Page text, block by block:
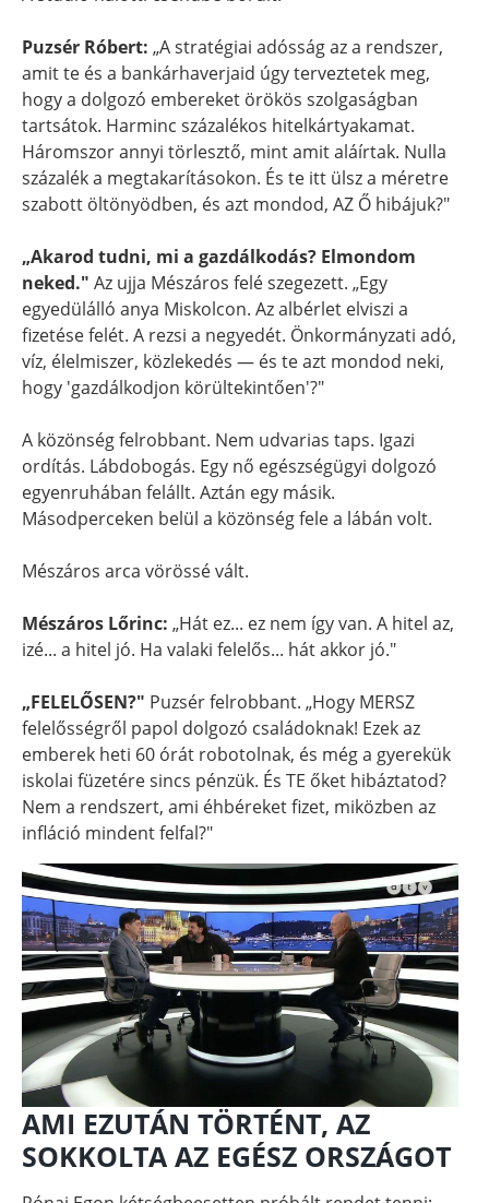
Puzsér Róbert: „A stratégiai adósság az a rendszer,
amit te és a bankárhaverjaid úgy terveztetek meg,
hogy a dolgozó embereket örökös szolgaságban
tartsátok. Harminc százalékos hitelkártyakamat.
Háromszor annyi törlesztő, mint amit aláírtak. Nulla
százalék a megtakarításokon. És te itt ülsz a méretre
szabott öltönyödben, és azt mondod, AZ Ő hibájuk?"
„Akarod tudni, mi a gazdálkodás? Elmondom
neked." Az ujja Mészáros felé szegezett. „Egy
egyedülálló anya Miskolcon. Az albérlet elviszi a
fizetése felét. A rezsi a negyedét. Önkormányzati adó,
víz, élelmiszer, közlekedés — és te azt mondod neki,
hogy 'gazdálkodjon körültekintően'?"
A közönség felrobbant. Nem udvarias taps. Igazi
ordítás. Lábdobogás. Egy nő egészségügyi dolgozó
egyenruhában felállt. Aztán egy másik.
Másodperceken belül a közönség fele a lábán volt.
Mészáros arca vörössé vált.
Mészáros Lőrinc: „Hát ez... ez nem így van. A hitel az,
izé... a hitel jó. Ha valaki felelős... hát akkor jó."
„FELELŐSEN?" Puzsér felrobbant. „Hogy MERSZ
felelősségről papol dolgozó családoknak! Ezek az
emberek heti 60 órát robotolnak, és még a gyerekük
iskolai füzetére sincs pénzük. És TE őket hibáztatod?
Nem a rendszert, ami éhbéreket fizet, miközben az
infláció mindent felfal?"
AMI EZUTÁN TÖRTÉNT, AZ
SOKKOLTA AZ EGÉSZ ORSZÁGOT